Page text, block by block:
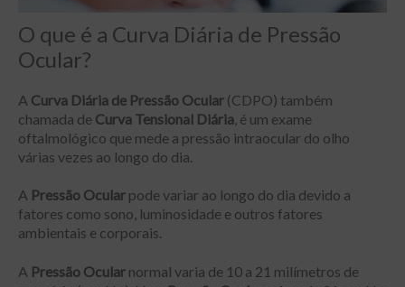
O que é a Curva Diária de Pressão
Ocular?
A Curva Diária de Pressão Ocular (CDPO) também
chamada de Curva Tensional Diária, é um exame
oftalmológico que mede a pressão intraocular do olho
várias vezes ao longo do dia.
A Pressão Ocular pode variar ao longo do dia devido a
fatores como sono, luminosidade e outros fatores
ambientais e corporais.
A Pressão Ocular normal varia de 10 a 21 milímetros de